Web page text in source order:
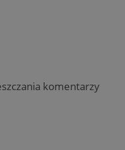
komentarzy